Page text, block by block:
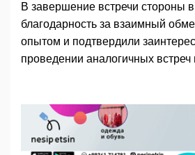
В завершение встречи стороны
благодарность за взаимный
опытом и подтвердили
проведении аналогичных